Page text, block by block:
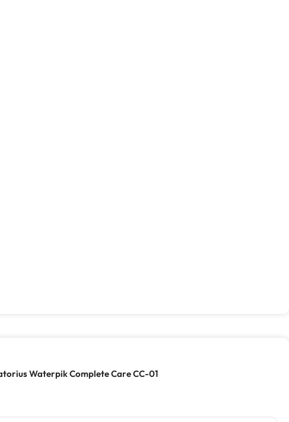
Waterpik Complete Care CC-01